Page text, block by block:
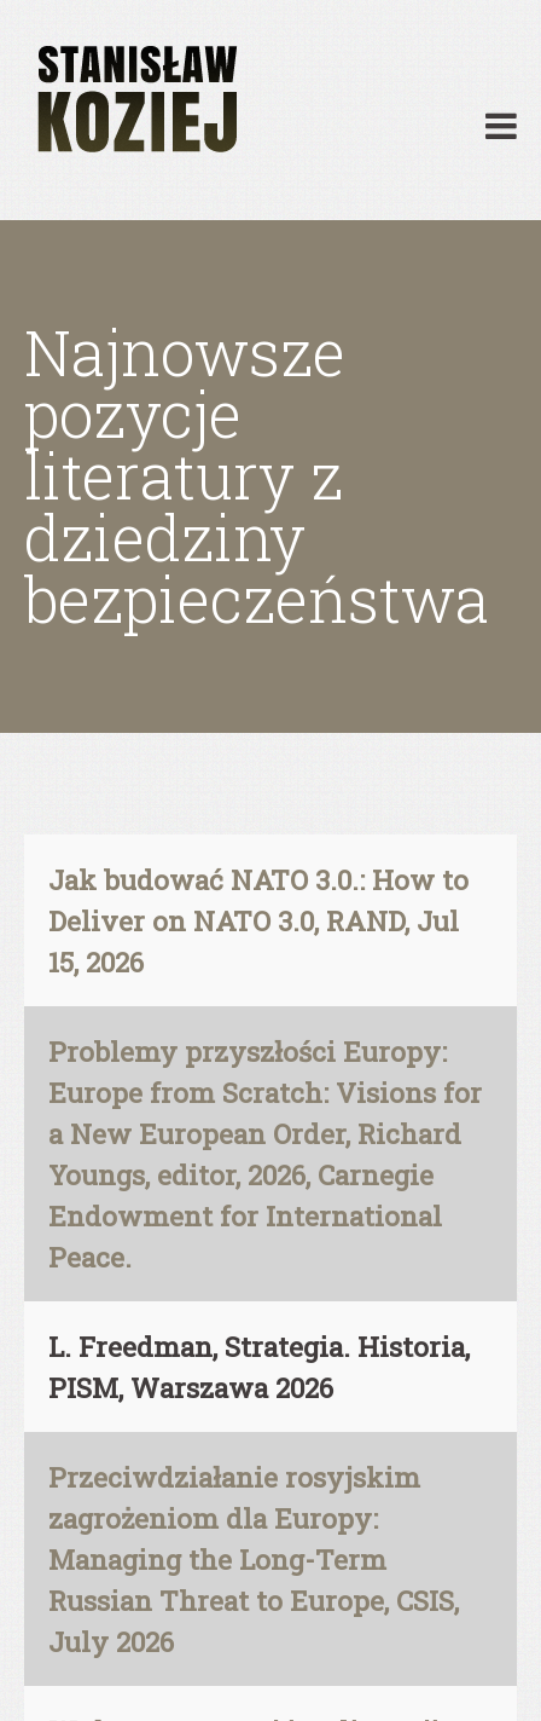
Publikacje
Działalność
Materiały dydaktyczne
Najnowsze
pozycje
literatury z
dziedziny
bezpieczeństwa
Jak budować NATO 3.0.: How to
Deliver on NATO 3.0, RAND, Jul
15, 2026
Problemy przyszłości Europy:
Europe from Scratch: Visions for
a New European Order, Richard
Youngs, editor, 2026, Carnegie
Endowment for International
Peace.
L. Freedman, Strategia. Historia,
PISM, Warszawa 2026
Przeciwdziałanie rosyjskim
zagrożeniom dla Europy:
Managing the Long-Term
Russian Threat to Europe, CSIS,
July 2026